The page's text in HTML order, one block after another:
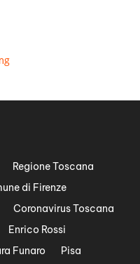
Regione Toscana
di Firenze
Coronavirus Toscana
Enrico Rossi
Funaro
Pisa